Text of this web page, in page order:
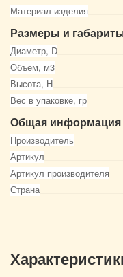
Материал изделия
Размеры и
Диаметр, D
Объем, м3
Высота, Н
Вес в упаковке, гр
Общая информация
Производитель
Артикул
Артикул производителя
Страна